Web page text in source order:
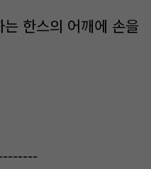
한스의 어깨에 손을